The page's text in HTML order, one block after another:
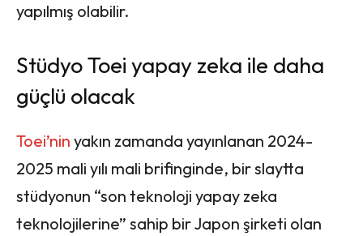
yapılmış olabilir.
Stüdyo Toei yapay zeka ile daha
güçlü olacak
Toei’nin yakın zamanda yayınlanan 2024-
2025 mali yılı mali brifinginde, bir slaytta
stüdyonun “son teknoloji yapay zeka
teknolojilerine” sahip bir Japon şirketi olan